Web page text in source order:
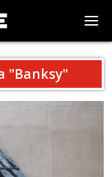
"Banksy"